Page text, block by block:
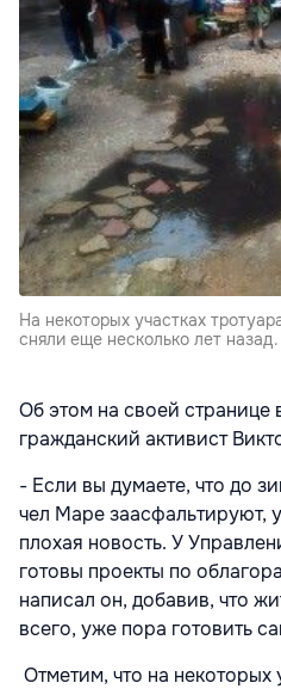
На некоторых участках
сняли еще несколько лет назад.
Об этом на своей странице
гражданский активист
- Если вы думаете, что до
чел Маре заасфальтируют,
плохая новость. У
готовы проекты по
написал он, добавив, что
всего, уже пора готовить
Отметим, что на некоторых